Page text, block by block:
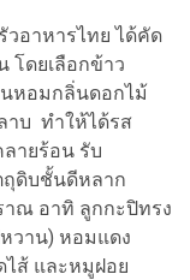
อาหารไทย ได้คัด
โดยเลือกข้าว
นหอมกลิ่นดอกไม้
าบ ทำให้ได้รส
ายร้อน รับ
ถุดิบชั้นดีหลาก
าณ อาทิ ลูกกะปิทรง
วาน) หอมแดง
ส้ และหมูฝอย